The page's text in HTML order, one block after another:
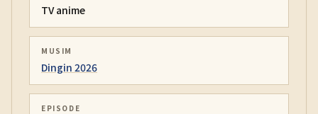
TV anime
MUSIM
Dingin 2026
EPISODE